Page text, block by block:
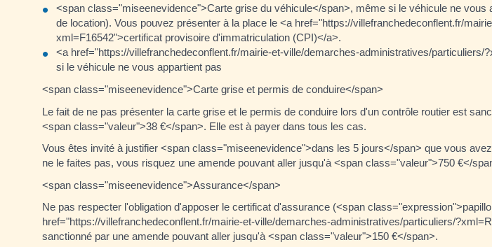
<span class="miseenevidence">Carte grise du véhicule</span>, même si le véhicule ne vous
de location). Vous pouvez présenter à la place le <a href="https://villefranchedeconflent.fr/
xml=F16542">certificat provisoire d'immatriculation (CPI)</a>.
<a href="https://villefranchedeconflent.fr/mairie-et-ville/demarches-administratives/
si le véhicule ne vous appartient pas
<span class="miseenevidence">Carte grise et permis de conduire</span>
Le fait de ne pas présenter la carte grise et le permis de conduire lors d'un contrôle routier est
<span class="valeur">38 €</span>. Elle est à payer dans tous les cas.
Vous êtes invité à justifier <span class="miseenevidence">dans les 5 jours</span> que vous
ne le faites pas, vous risquez une amende pouvant aller jusqu'à <span class="valeur">750 €</
<span class="miseenevidence">Assurance</span>
Ne pas respecter l'obligation d'apposer le certificat d'assurance (<span
href="https://villefranchedeconflent.fr/mairie-et-ville/demarches-administratives/particuliers/
sanctionné par une amende pouvant aller jusqu'à <span class="valeur">150 €</span>.